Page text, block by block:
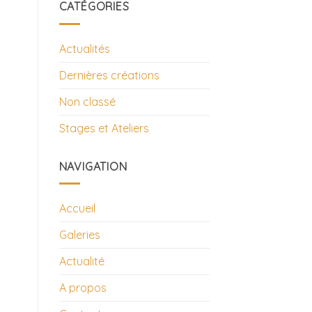
CATÉGORIES
Actualités
Dernières créations
Non classé
Stages et Ateliers
NAVIGATION
Accueil
Galeries
Actualité
A propos